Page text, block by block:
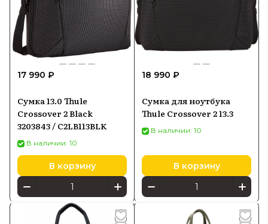
17 990 ₽
Сумка 13.0 Thule
Crossover 2 Black
3203843 / C2LB113BLK
В наличии: 10
В корзину
18 990 ₽
Сумка для ноутбука
Thule Crossover 2 13.3
В наличии: 10
В корзину